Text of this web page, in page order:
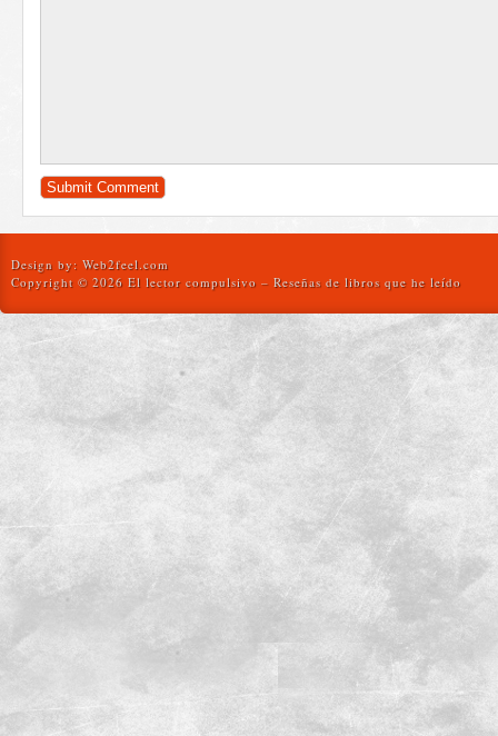
Design by: Web2feel.com
Copyright © 2026 El lector compulsivo – Reseñas de libros que he leído